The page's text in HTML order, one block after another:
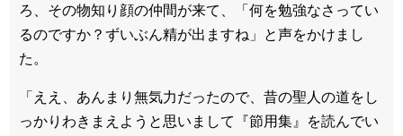
ろ、その物知り顔の仲間が来て、「何を勉強なさってい
るのですか？ずいぶん精が出ますね」と声をかけまし
た。
「ええ、あんまり無気力だったので、昔の聖人の道をし
っかりわきまえようと思いまして『節用集』を読んでい